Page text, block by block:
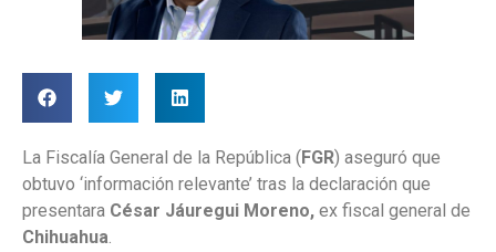
La Fiscalía General de la República (FGR) aseguró que
obtuvo ‘información relevante’ tras la declaración que
presentara César Jáuregui Moreno, ex fiscal general de
Chihuahua